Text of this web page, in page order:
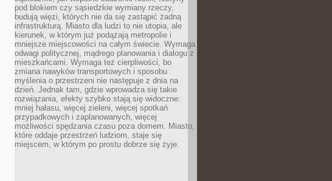
pod blokiem czy sąsiedzkie wymiany rzeczy,
budują więzi, których nie da się zastąpić żadną
infrastrukturą. Miasto dla ludzi to nie utopia, ale
kierunek, w którym już podążają metropolie i
mniejsze miejscowości na całym świecie. Wymaga
odwagi politycznej, mądrego planowania i dialogu z
mieszkańcami. Wymaga też cierpliwości, bo
zmiana nawyków transportowych i sposobu
myślenia o przestrzeni nie następuje z dnia na
dzień. Jednak tam, gdzie wprowadza się takie
rozwiązania, efekty szybko stają się widoczne:
mniej hałasu, więcej zieleni, więcej spotkań
przypadkowych i zaplanowanych, więcej
możliwości spędzania czasu poza domem. Miasto,
które oddaje przestrzeń ludziom, staje się
miejscem, w którym po prostu dobrze się żyje.